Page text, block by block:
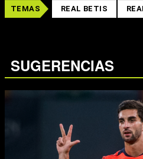
TEMAS REAL BETIS
SUGERENCIAS